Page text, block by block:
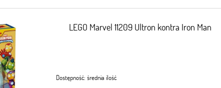
LEGO Marvel 11209 Ultron kontra Iron Man
Dostępność: średnia ilość